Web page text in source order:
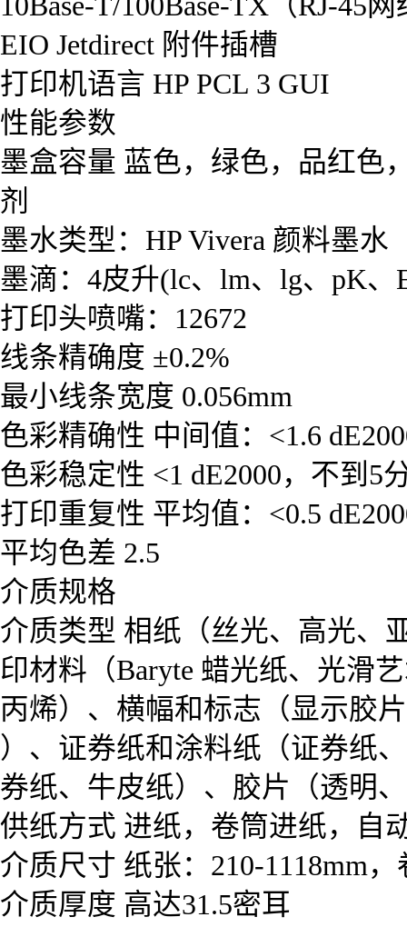
EIO Jetdirect 附件插槽
打印机语言 HP PCL 3 GUI
性能参数
墨盒容量 蓝色，绿色，品红色
剂
墨水类型：HP Vivera 颜料墨水
墨滴：4皮升(lc、lm、lg、pK
打印头喷嘴：12672
线条精确度 ±0.2%
最小线条宽度 0.056mm
色彩精确性 中间值：<1.6
色彩稳定性 <1 dE2000，不到5
打印重复性 平均值：<0.5
平均色差 2.5
介质规格
介质类型 相纸（丝光、高光、
印材料（Baryte 蜡光纸、光滑
丙烯）、横幅和标志（显示胶
）、证券纸和涂料纸（证券纸
券纸、牛皮纸）、胶片（透明
供纸方式 进纸，卷筒进纸，自
介质尺寸 纸张：210-1118mm，
介质厚度 高达31.5密耳